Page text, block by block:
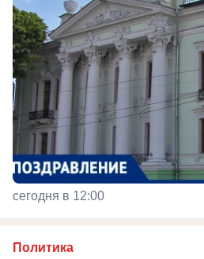
сегодня в 12:00
Политика